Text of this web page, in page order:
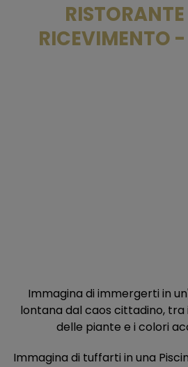
RICEVIMENTO
Immagina di immergerti in
lontana dal caos cittadino,
delle piante e i colori
Immagina di tuffarti in una Pis